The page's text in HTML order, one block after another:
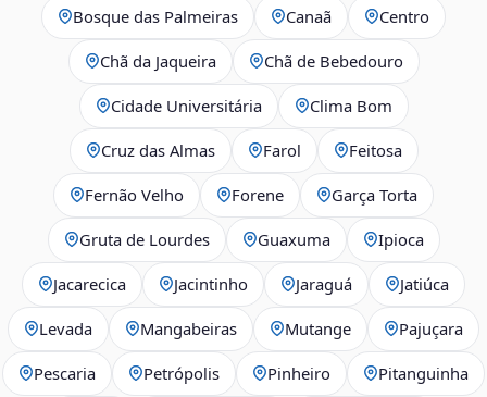
Bosque das Palmeiras Canaã Centro
Chã da Jaqueira Chã de Bebedouro
Cidade Universitária Clima Bom
Cruz das Almas Farol Feitosa
Fernão Velho Forene Garça Torta
Gruta de Lourdes Guaxuma Ipioca
Jacarecica Jacintinho Jaraguá Jatiúca
Levada Mangabeiras Mutange Pajuçara
Pescaria Petrópolis Pinheiro Pitanguinha